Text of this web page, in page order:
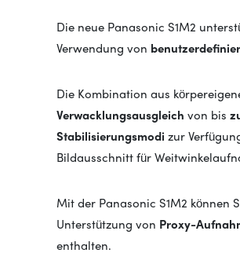
Die neue Panasonic S1M2
Verwendung von
Die Kombination aus
Verwacklungsausgleich von bis
Stabilisierungsmodi zur
Bildausschnitt für
Mit der Panasonic S1M2 können
Unterstützung von Proxy-
enthalten.